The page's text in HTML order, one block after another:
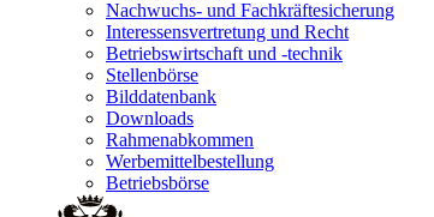
Nachwuchs- und Fachkräftesicherung
Interessensvertretung und Recht
Betriebswirtschaft und -technik
Stellenbörse
Bilddatenbank
Downloads
Rahmenabkommen
Werbemittelbestellung
Betriebsbörse